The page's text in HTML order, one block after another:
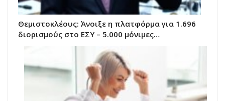
Θεμιστοκλέους: Άνοιξε η πλατφόρμα για 1.696
διορισμούς στο ΕΣΥ – 5.000 μόνιμες…